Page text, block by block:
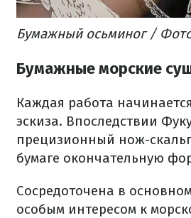
Бумажный осьминог​ /
Бумажные морские
Каждая работа
эскиза. Впоследствии
прецизионный нож-
бумаге окончательную
Сосредоточена в
особым интересом к